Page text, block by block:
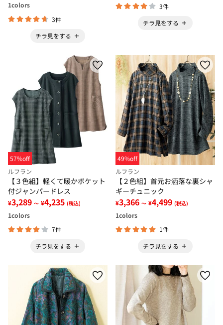
1colors
3件
チラ見をする
3件
チラ見をする
57%off
ルフラン
【３色組】軽くて暖かポケット
付ジャンパードレス
¥3,289 ～ ¥4,235 (税込)
1colors
7件
チラ見をする
49%off
ルフラン
【２色組】首元お洒落な裏シャ
ギーチュニック
¥3,366 ～ ¥4,499 (税込)
1colors
1件
チラ見をする